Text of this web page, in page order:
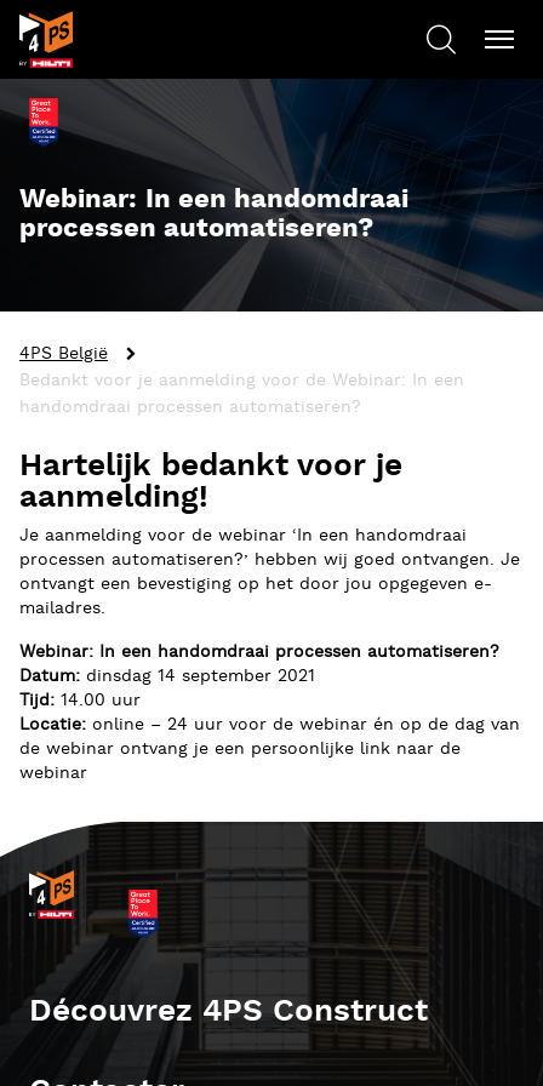
Webinar: In een handomdraai
processen automatiseren?
4PS België
Bedankt voor je aanmelding voor de Webinar: In een
handomdraai processen automatiseren?
Hartelijk bedankt voor je
aanmelding!
Je aanmelding voor de webinar ‘In een handomdraai
processen automatiseren?’ hebben wij goed ontvangen. Je
ontvangt een bevestiging op het door jou opgegeven e-
mailadres.
Webinar: In een handomdraai processen automatiseren?
Datum: dinsdag 14 september 2021
Tijd: 14.00 uur
Locatie: online – 24 uur voor de webinar én op de dag van
de webinar ontvang je een persoonlijke link naar de
webinar
Découvrez 4PS Construct